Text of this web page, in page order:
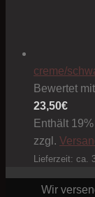
creme/
Bewertet mit
23,50€
Enthält
zzgl.
Lieferzeit: ca.
Wir